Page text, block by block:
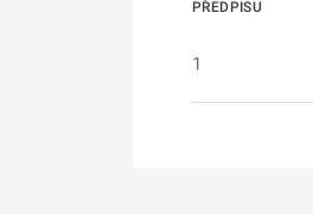
PŘEDPISU
1